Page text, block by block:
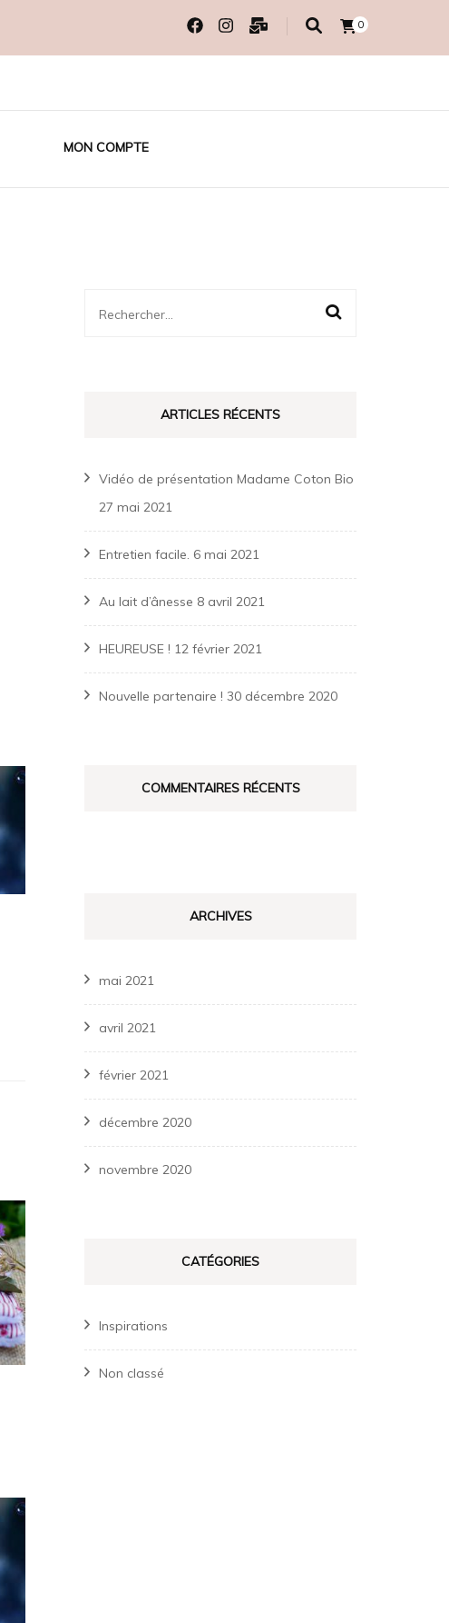
0
MON COMPTE
Rechercher :
ARTICLES RÉCENTS
Vidéo de présentation Madame Coton Bio
27 mai 2021
Entretien facile. 6 mai 2021
Au lait d’ânesse 8 avril 2021
HEUREUSE ! 12 février 2021
Nouvelle partenaire ! 30 décembre 2020
COMMENTAIRES RÉCENTS
ARCHIVES
mai 2021
avril 2021
février 2021
décembre 2020
novembre 2020
CATÉGORIES
Inspirations
Non classé